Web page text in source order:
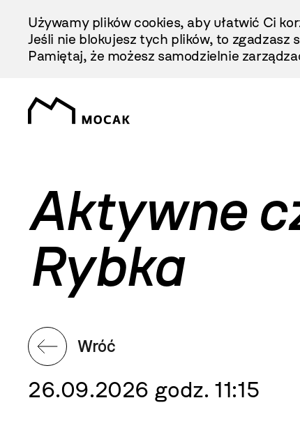
Treści
Używamy plików cookies, aby ułatwić Ci
Jeśli nie blokujesz tych plików, to zgadzasz
Pamiętaj, że możesz samodzielnie
Aktywne
Rybka
Wróć
26.09.2026 godz. 11:15